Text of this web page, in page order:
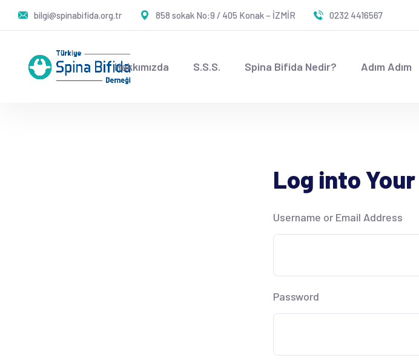
bilgi@spinabifida.org.tr 858 sokak No:9 / 405 Konak – İZMİR 0232 4416567
Hakkımızda S.S.S. Spina Bifida Nedir? Adım Adım
Log into
Username or Email Address
Password